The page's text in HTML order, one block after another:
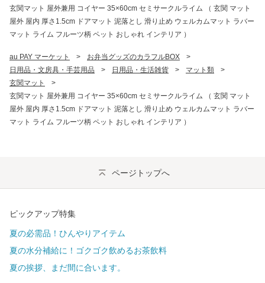
玄関マット 屋外兼用 コイヤー 35×60cm セミサークルライム （ 玄関 マット
屋外 屋内 厚さ1.5cm ドアマット 泥落とし 滑り止め ウェルカムマット ラバー
マット ライム フルーツ柄 ペット おしゃれ インテリア ）
au PAY マーケット > お弁当グッズのカラフルBOX
>
日用品・文房具・手芸用品
> 日用品・生活雑貨 > マット類
>
玄関マット
>
玄関マット 屋外兼用 コイヤー 35×60cm セミサークルライム （ 玄関 マット
屋外 屋内 厚さ1.5cm ドアマット 泥落とし 滑り止め ウェルカムマット ラバー
マット ライム フルーツ柄 ペット おしゃれ インテリア ）
ページトップへ
ピックアップ特集
夏の必需品！ひんやりアイテム
夏の水分補給に！ゴクゴク飲めるお茶飲料
夏の挨拶、まだ間に合います。